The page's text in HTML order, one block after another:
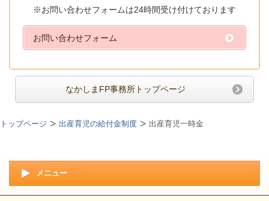
※お問い合わせフォームは24時間受け付けております
お問い合わせフォーム
なかしまFP事務所トップページ
トップページ 出産育児の給付金制度 出産育児一時金
メニュー